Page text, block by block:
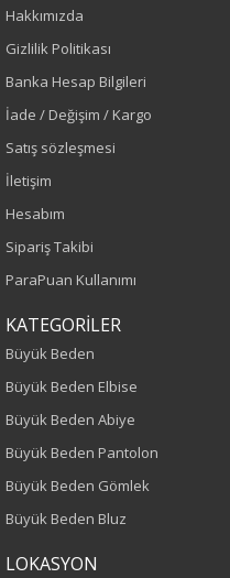
Sezon
İlkbahar-Yaz
Yaş Grubu
Kalıp
Büyük Beden
Desen
Kumaş
%30 Polyester
Hakkımızda
Gizlilik Politikası
Banka Hesap Bilgileri
İade / Değişim / Kargo
Satış sözleşmesi
İletişim
Hesabım
Sipariş Takibi
ParaPuan Kullanımı
KATEGORİLER
Büyük Beden
Büyük Beden Elbise
Büyük Beden Abiye
Büyük Beden Pantolon
Büyük Beden Gömlek
Büyük Beden Bluz
LOKASYON